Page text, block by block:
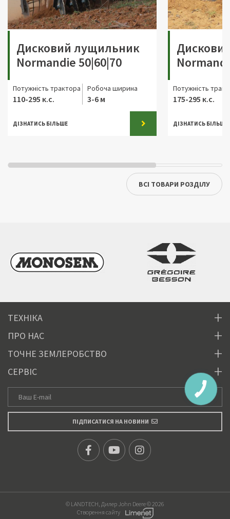
Дисковий лущильник
Normandie 50|60|70
Потужність трактора
110-295 к.с.
Робоча ширина
3-6 м
ДІЗНАТИСЬ БІЛЬШЕ
Потужність
175-295 к.с.
ДІЗНАТИСЬ БІЛЬШЕ
ВСІ ТОВАРИ РОЗДІЛУ
ТЕХНІКА
ПРО НАС
ТОЧНЕ ЗЕМЛЕРОБСТВО
СЕРВІС
ПІДПИСАТИСЯ НА НОВИНИ
© LANDTECH, Дилер John Deere © 2026
Створення сайту